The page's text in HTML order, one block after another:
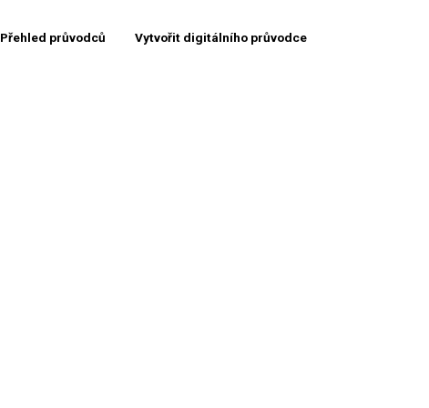
Přehled průvodců Vytvořit digitálního průvodce